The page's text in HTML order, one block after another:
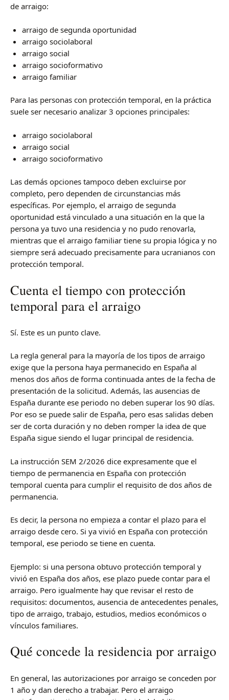
de arraigo:
arraigo de segunda oportunidad
arraigo sociolaboral
arraigo social
arraigo socioformativo
arraigo familiar
Para las personas con protección temporal, en la práctica
suele ser necesario analizar 3 opciones principales:
arraigo sociolaboral
arraigo social
arraigo socioformativo
Las demás opciones tampoco deben excluirse por
completo, pero dependen de circunstancias más
específicas. Por ejemplo, el arraigo de segunda
oportunidad está vinculado a una situación en la que la
persona ya tuvo una residencia y no pudo renovarla,
mientras que el arraigo familiar tiene su propia lógica y no
siempre será adecuado precisamente para ucranianos con
protección temporal.
Cuenta el tiempo con protección
temporal para el arraigo
Sí. Este es un punto clave.
La regla general para la mayoría de los tipos de arraigo
exige que la persona haya permanecido en España al
menos dos años de forma continuada antes de la fecha de
presentación de la solicitud. Además, las ausencias de
España durante ese periodo no deben superar los 90 días.
Por eso se puede salir de España, pero esas salidas deben
ser de corta duración y no deben romper la idea de que
España sigue siendo el lugar principal de residencia.
La instrucción SEM 2/2026 dice expresamente que el
tiempo de permanencia en España con protección
temporal cuenta para cumplir el requisito de dos años de
permanencia.
Es decir, la persona no empieza a contar el plazo para el
arraigo desde cero. Si ya vivió en España con protección
temporal, ese periodo se tiene en cuenta.
Ejemplo: si una persona obtuvo protección temporal y
vivió en España dos años, ese plazo puede contar para el
arraigo. Pero igualmente hay que revisar el resto de
requisitos: documentos, ausencia de antecedentes penales,
tipo de arraigo, trabajo, estudios, medios económicos o
vínculos familiares.
Qué concede la residencia por arraigo
En general, las autorizaciones por arraigo se conceden por
1 año y dan derecho a trabajar. Pero el arraigo